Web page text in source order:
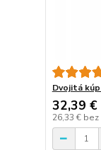
Dvojitá
32,39 €
26,33 € bez